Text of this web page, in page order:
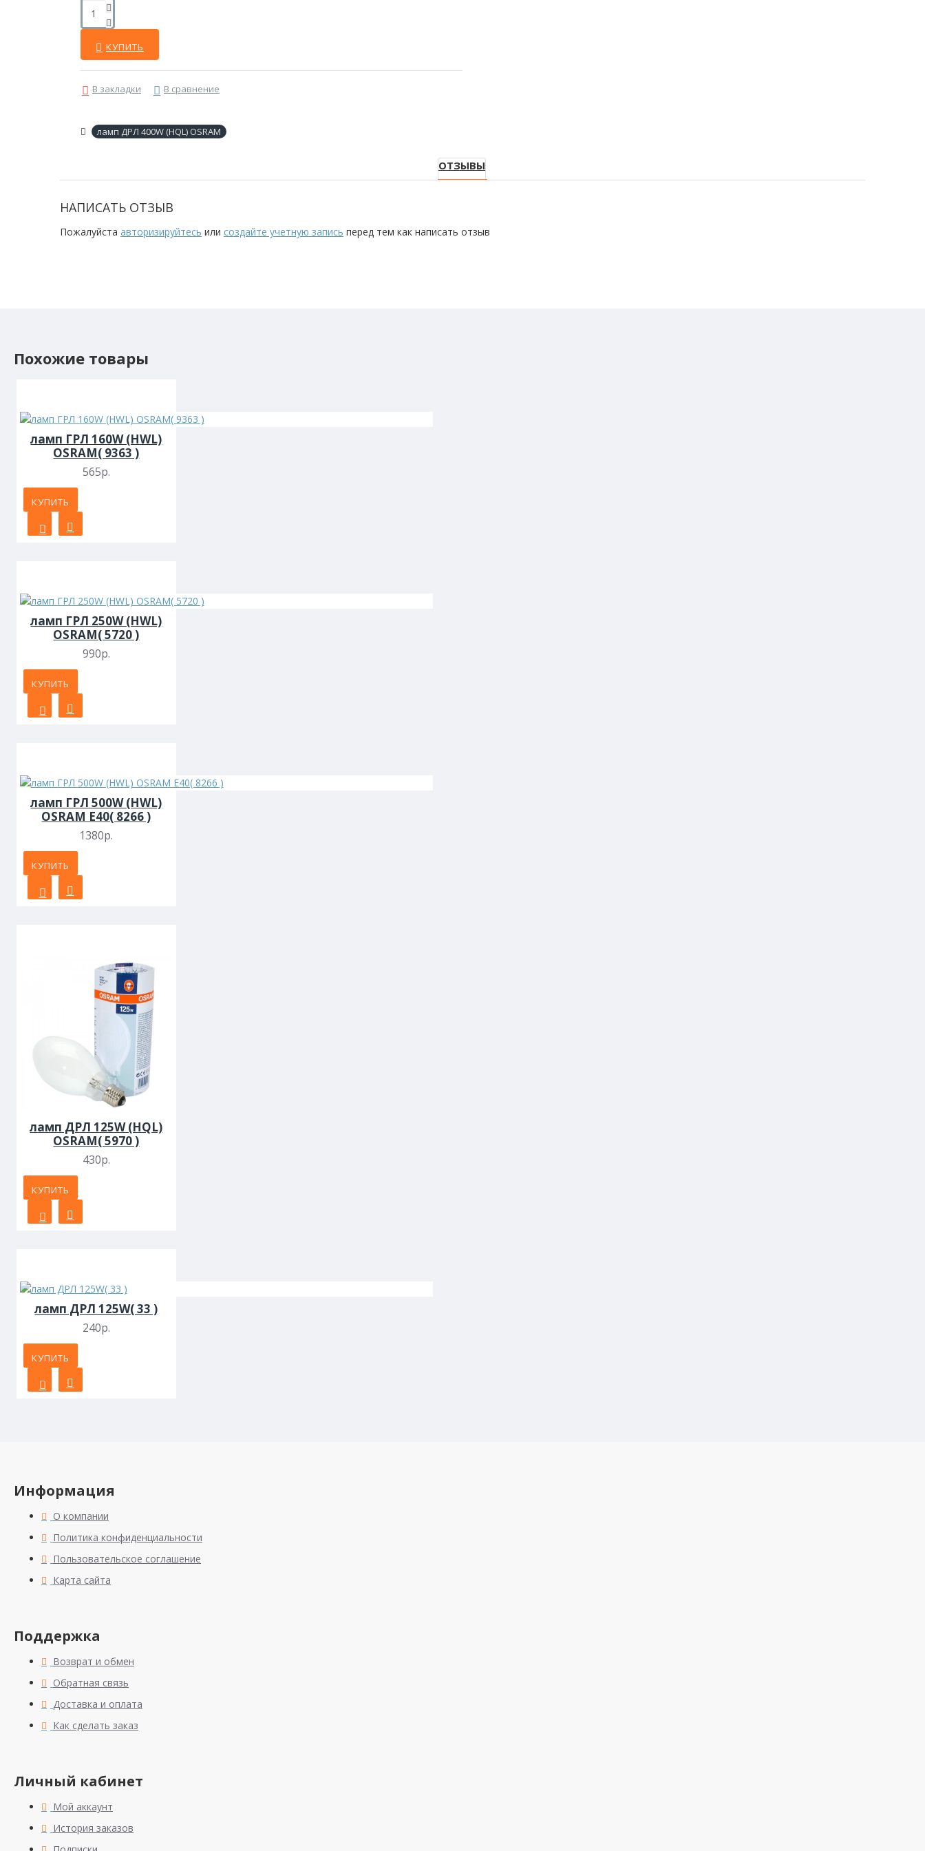
КУПИТЬ
В закладки В сравнение
ламп ДРЛ 400W (HQL) OSRAM
ОТЗЫВЫ
НАПИСАТЬ ОТЗЫВ
Пожалуйста авторизируйтесь или создайте учетную запись перед тем как написать отзыв
Похожие товары
ламп ГРЛ 160W (HWL)
OSRAM( 9363 )
565р.
КУПИТЬ
ламп ГРЛ 250W (HWL)
OSRAM( 5720 )
990р.
КУПИТЬ
ламп ГРЛ 500W (HWL)
OSRAM Е40( 8266 )
1380р.
КУПИТЬ
ламп ДРЛ 125W (HQL)
OSRAM( 5970 )
430р.
КУПИТЬ
ламп ДРЛ 125W( 33 )
240р.
КУПИТЬ
Информация
О компании
Политика конфиденциальности
Пользовательское соглашение
Карта сайта
Поддержка
Возврат и обмен
Обратная связь
Доставка и оплата
Как сделать заказ
Личный кабинет
Мой аккаунт
История заказов